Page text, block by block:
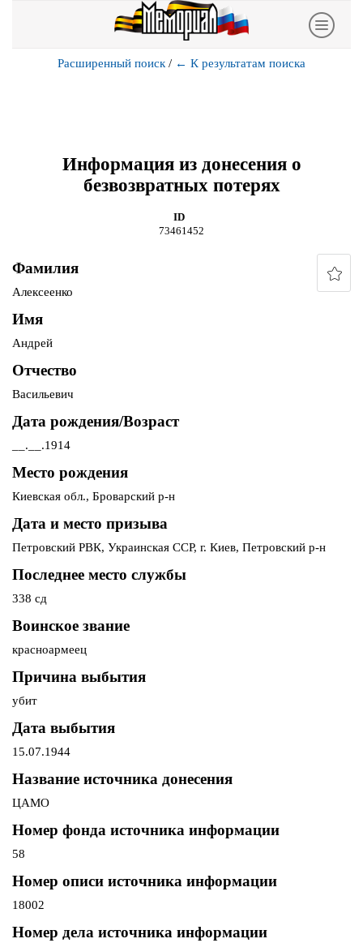
Расширенный поиск / ← К результатам поиска
Информация из донесения о
безвозвратных потерях
ID
73461452
Фамилия
Алексеенко
Имя
Андрей
Отчество
Васильевич
Дата рождения/Возраст
__.__.1914
Место рождения
Киевская обл., Броварский р-н
Дата и место призыва
Петровский РВК, Украинская ССР, г. Киев, Петровский р-н
Последнее место службы
338 сд
Воинское звание
красноармеец
Причина выбытия
убит
Дата выбытия
15.07.1944
Название источника донесения
ЦАМО
Номер фонда источника информации
58
Номер описи источника информации
18002
Номер дела источника информации